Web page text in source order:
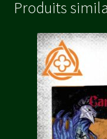
Produits